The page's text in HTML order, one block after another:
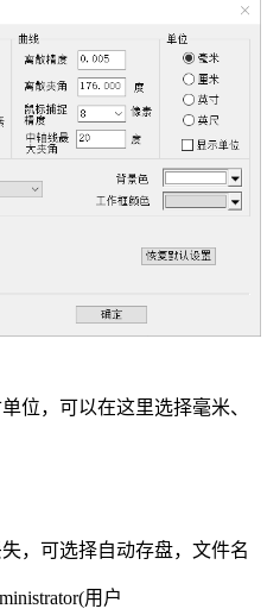
位，可以在这里选择毫米、
，可选择自动存盘，文件名
用户